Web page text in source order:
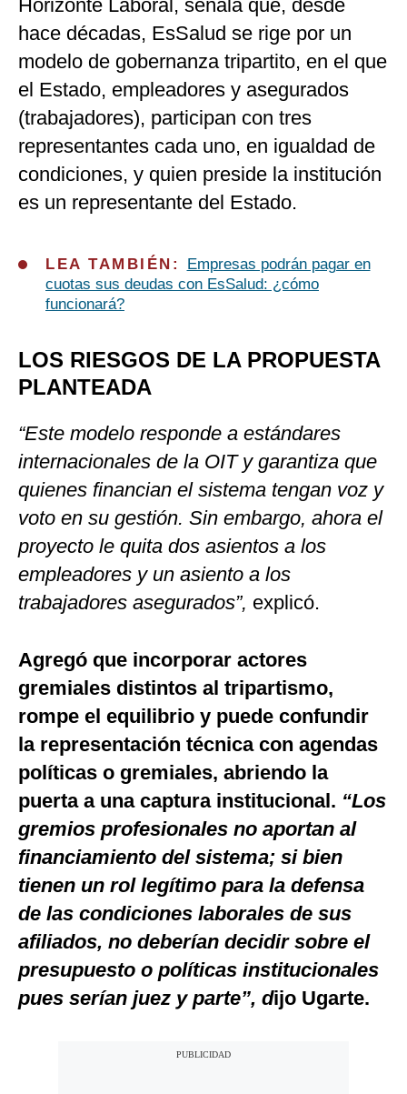
Horizonte Laboral, señala que, desde
hace décadas, EsSalud se rige por un
modelo de gobernanza tripartito, en el que
el Estado, empleadores y asegurados
(trabajadores), participan con tres
representantes cada uno, en igualdad de
condiciones, y quien preside la institución
es un representante del Estado.
LEA TAMBIÉN:
Empresas podrán pagar en
cuotas sus deudas con EsSalud: ¿cómo
funcionará?
LOS RIESGOS DE LA PROPUESTA
PLANTEADA
“Este modelo responde a estándares
internacionales de la OIT y garantiza que
quienes financian el sistema tengan voz y
voto en su gestión. Sin embargo, ahora el
proyecto le quita dos asientos a los
empleadores y un asiento a los
trabajadores asegurados”, explicó.
Agregó que incorporar actores
gremiales distintos al tripartismo,
rompe el equilibrio y puede confundir
la representación técnica con agendas
políticas o gremiales, abriendo la
puerta a una captura institucional. “Los
gremios profesionales no aportan al
financiamiento del sistema; si bien
tienen un rol legítimo para la defensa
de las condiciones laborales de sus
afiliados, no deberían decidir sobre el
presupuesto o políticas institucionales
pues serían juez y parte”, dijo Ugarte.